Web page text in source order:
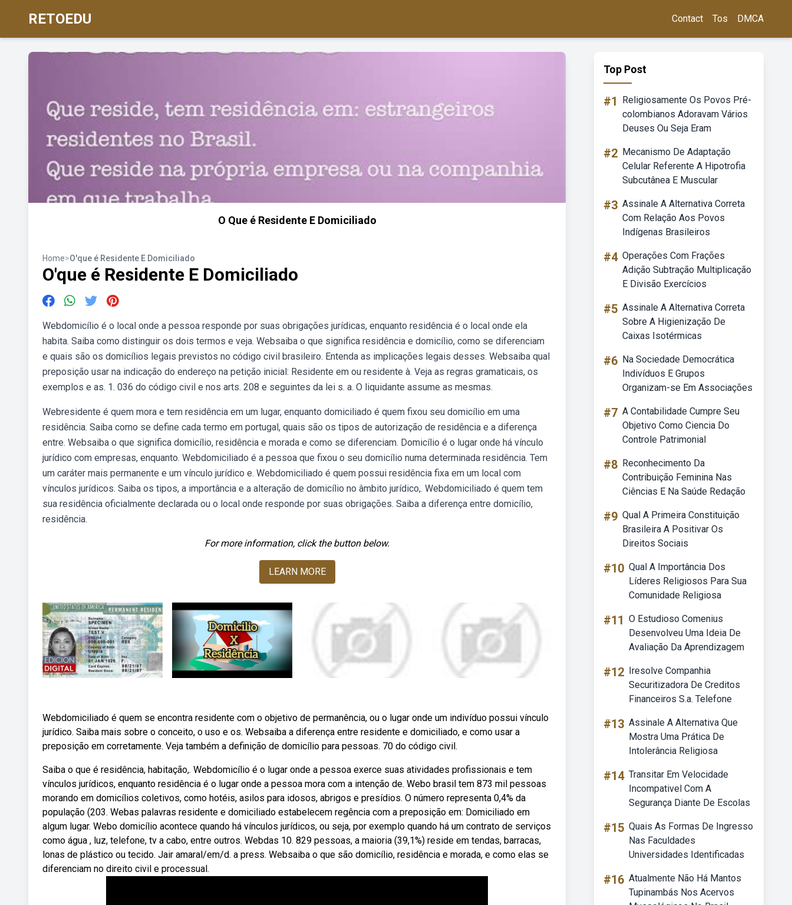
RETOEDU Contact Tos DMCA
O Que é Residente E Domiciliado
Home>O'que é Residente E Domiciliado
O'que é Residente E Domiciliado
Webdomicílio é o local onde a pessoa responde por suas obrigações jurídicas, enquanto residência é o local onde ela
habita. Saiba como distinguir os dois termos e veja. Websaiba o que significa residência e domicílio, como se diferenciam
e quais são os domicílios legais previstos no código civil brasileiro. Entenda as implicações legais desses. Websaiba qual
preposição usar na indicação do endereço na petição inicial: Residente em ou residente à. Veja as regras gramaticais, os
exemplos e as. 1. 036 do código civil e nos arts. 208 e seguintes da lei s. a. O liquidante assume as mesmas.
Webresidente é quem mora e tem residência em um lugar, enquanto domiciliado é quem fixou seu domicílio em uma
residência. Saiba como se define cada termo em portugal, quais são os tipos de autorização de residência e a diferença
entre. Websaiba o que significa domicílio, residência e morada e como se diferenciam. Domicílio é o lugar onde há vínculo
jurídico com empresas, enquanto. Webdomiciliado é a pessoa que fixou o seu domicílio numa determinada residência. Tem
um caráter mais permanente e um vínculo jurídico e. Webdomiciliado é quem possui residência fixa em um local com
vínculos jurídicos. Saiba os tipos, a importância e a alteração de domicílio no âmbito jurídico,. Webdomiciliado é quem tem
sua residência oficialmente declarada ou o local onde responde por suas obrigações. Saiba a diferença entre domicílio,
residência.
For more information, click the button below.
LEARN MORE
Webdomiciliado é quem se encontra residente com o objetivo de permanência, ou o lugar onde um indivíduo possui vínculo
jurídico. Saiba mais sobre o conceito, o uso e os. Websaiba a diferença entre residente e domiciliado, e como usar a
preposição em corretamente. Veja também a definição de domicílio para pessoas. 70 do código civil.
Saiba o que é residência, habitação,. Webdomicílio é o lugar onde a pessoa exerce suas atividades profissionais e tem
vínculos jurídicos, enquanto residência é o lugar onde a pessoa mora com a intenção de. Webo brasil tem 873 mil pessoas
morando em domicílios coletivos, como hotéis, asilos para idosos, abrigos e presídios. O número representa 0,4% da
população (203. Webas palavras residente e domiciliado estabelecem regência com a preposição em: Domiciliado em
algum lugar. Webo domicílio acontece quando há vínculos jurídicos, ou seja, por exemplo quando há um contrato de serviços
como água , luz, telefone, tv a cabo, entre outros. Webdas 10. 829 pessoas, a maioria (39,1%) reside em tendas, barracas,
lonas de plástico ou tecido. Jair amaral/em/d. a press. Websaiba o que são domicílio, residência e morada, e como elas se
diferenciam no direito civil e processual.
Top Post
#1
Religiosamente Os Povos Pré-
colombianos Adoravam Vários
Deuses Ou Seja Eram
#2 Mecanismo De Adaptação
Celular Referente A Hipotrofia
Subcutânea E Muscular
#3 Assinale A Alternativa Correta
Com Relação Aos Povos
Indígenas Brasileiros
#4 Operações Com Frações
Adição Subtração Multiplicação
E Divisão Exercícios
#5 Assinale A Alternativa Correta
Sobre A Higienização De
Caixas Isotérmicas
#6 Na Sociedade Democrática
Indivíduos E Grupos
Organizam-se Em Associações
#7 A Contabilidade Cumpre Seu
Objetivo Como Ciencia Do
Controle Patrimonial
#8 Reconhecimento Da
Contribuição Feminina Nas
Ciências E Na Saúde Redação
#9 Qual A Primeira Constituição
Brasileira A Positivar Os
Direitos Sociais
#10 Qual A Importância Dos
Líderes Religiosos Para Sua
Comunidade Religiosa
#11 O Estudioso Comenius
Desenvolveu Uma Ideia De
Avaliação Da Aprendizagem
#12 Iresolve Companhia
Securitizadora De Creditos
Financeiros S.a. Telefone
#13 Assinale A Alternativa Que
Mostra Uma Prática De
Intolerância Religiosa
#14 Transitar Em Velocidade
Incompativel Com A
Segurança Diante De Escolas
#15 Quais As Formas De Ingresso
Nas Faculdades
Universidades Identificadas
#16 Atualmente Não Há Mantos
Tupinambás Nos Acervos